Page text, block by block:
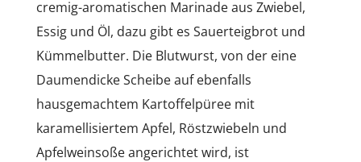
cremig-aromatischen Marinade aus Zwiebel,
Essig und Öl, dazu gibt es Sauerteigbrot und
Kümmelbutter. Die Blutwurst, von der eine
Daumendicke Scheibe auf ebenfalls
hausgemachtem Kartoffelpüree mit
karamellisiertem Apfel, Röstzwiebeln und
Apfelweinsoße angerichtet wird, ist